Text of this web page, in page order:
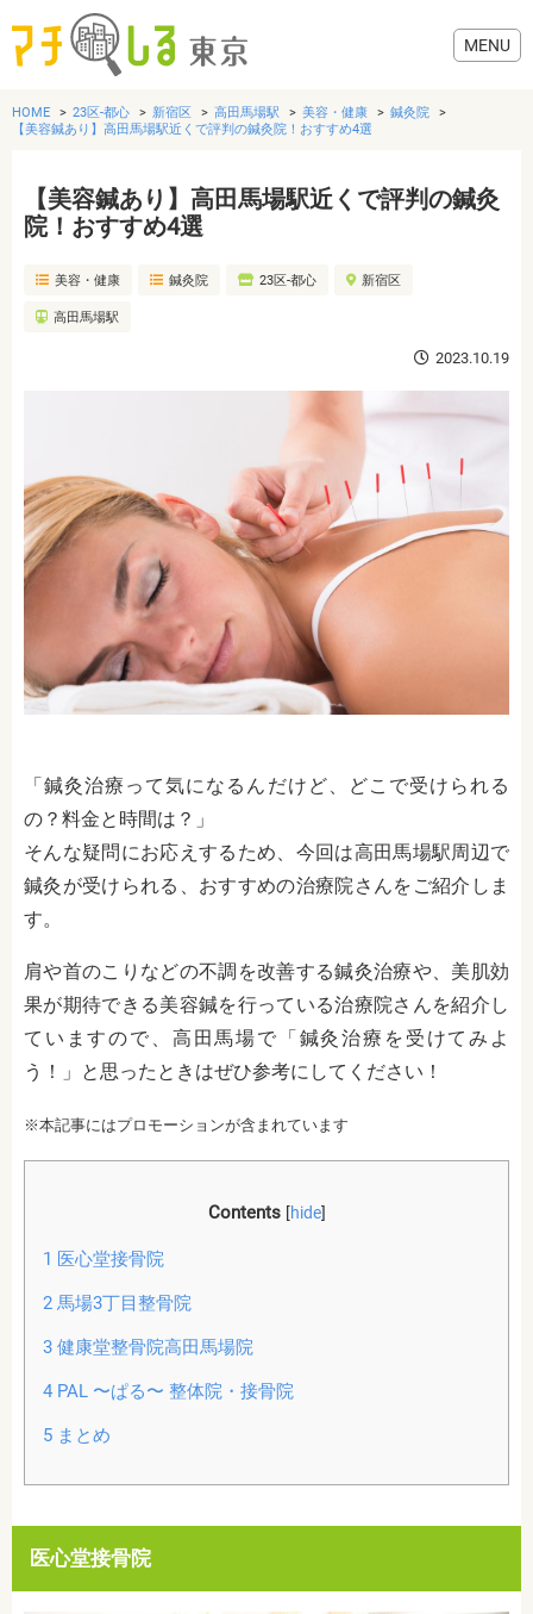
グルメ
美容・健康
生活
HOME 23区-都心 新宿区 高田馬場駅 美容・健康
鍼灸院
【美容鍼あり】高田馬場駅近くで評判の鍼灸院！おすすめ4選
【美容鍼あり】高田馬場駅近くで評判の鍼灸
院！おすすめ4選
美容・健康 鍼灸院 23区-都心 新宿区
高田馬場駅
2023.10.19
「鍼灸治療って気になるんだけど、どこで受けられる
の？料金と時間は？」
そんな疑問にお応えするため、今回は高田馬場駅周辺で
鍼灸が受けられる、おすすめの治療院さんをご紹介しま
す。
肩や首のこりなどの不調を改善する鍼灸治療や、美肌効
果が期待できる美容鍼を行っている治療院さんを紹介し
ていますので、高田馬場で「鍼灸治療を受けてみよ
う！」と思ったときはぜひ参考にしてください！
※本記事にはプロモーションが含まれています
Contents [hide]
1 医心堂接骨院
2馬場3丁目整骨院
3健康堂整骨院高田馬場院
4PAL 〜ぱる〜 整体院・接骨院
5まとめ
医心堂接骨院